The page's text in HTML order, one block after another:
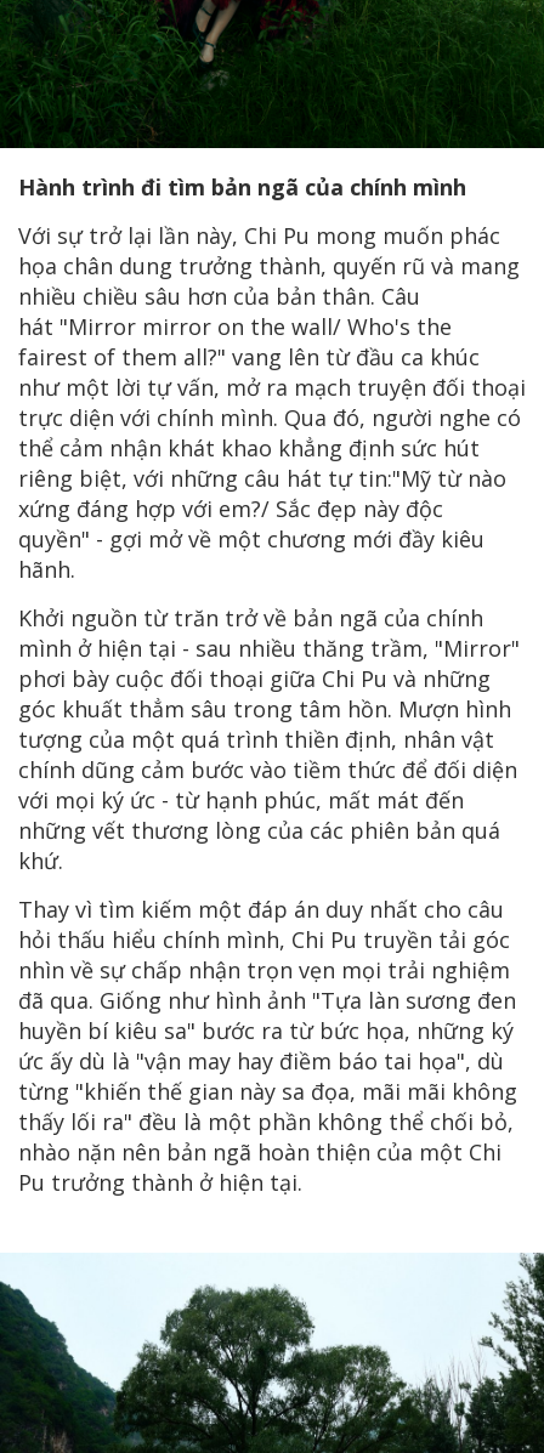
Hành trình đi tìm bản ngã của chính mình
Với sự trở lại lần này, Chi Pu mong muốn phác
họa chân dung trưởng thành, quyến rũ và mang
nhiều chiều sâu hơn của bản thân. Câu
hát "Mirror mirror on the wall/ Who's the
fairest of them all?" vang lên từ đầu ca khúc
như một lời tự vấn, mở ra mạch truyện đối thoại
trực diện với chính mình. Qua đó, người nghe có
thể cảm nhận khát khao khẳng định sức hút
riêng biệt, với những câu hát tự tin:"Mỹ từ nào
xứng đáng hợp với em?/ Sắc đẹp này độc
quyền" - gợi mở về một chương mới đầy kiêu
hãnh.
Khởi nguồn từ trăn trở về bản ngã của chính
mình ở hiện tại - sau nhiều thăng trầm, "Mirror"
phơi bày cuộc đối thoại giữa Chi Pu và những
góc khuất thẳm sâu trong tâm hồn. Mượn hình
tượng của một quá trình thiền định, nhân vật
chính dũng cảm bước vào tiềm thức để đối diện
với mọi ký ức - từ hạnh phúc, mất mát đến
những vết thương lòng của các phiên bản quá
khứ.
Thay vì tìm kiếm một đáp án duy nhất cho câu
hỏi thấu hiểu chính mình, Chi Pu truyền tải góc
nhìn về sự chấp nhận trọn vẹn mọi trải nghiệm
đã qua. Giống như hình ảnh "Tựa làn sương đen
huyền bí kiêu sa" bước ra từ bức họa, những ký
ức ấy dù là "vận may hay điềm báo tai họa", dù
từng "khiến thế gian này sa đọa, mãi mãi không
thấy lối ra" đều là một phần không thể chối bỏ,
nhào nặn nên bản ngã hoàn thiện của một Chi
Pu trưởng thành ở hiện tại.